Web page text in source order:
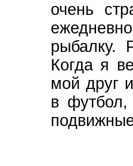
очень
рыбалку.
Когда я
мой друг
в футбол,